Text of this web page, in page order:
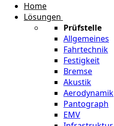
Home
Lösungen
Prüfstelle
Allgemeines
Fahrtechnik
Festigkeit
Bremse
Akustik
Aerodynamik
Pantograph
EMV